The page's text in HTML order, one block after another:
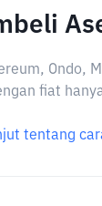
Ondo,
fiat
tentang